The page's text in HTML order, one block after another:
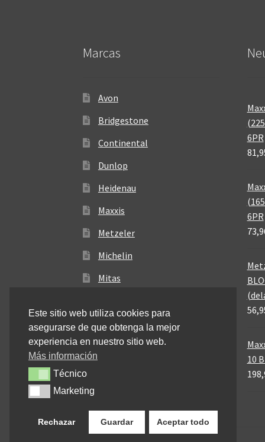
Marcas
Avon
Bridgestone
Continental
Dunlop
Heidenau
Maxxis
Metzeler
Michelin
Mitas
6PR
6PR
10
Este sitio web utiliza cookies para
asegurarse de que obtenga la mejor
experiencia en nuestro sitio web.
Más información
TécnicoTécnico
MarketingMarketing
Rechazar Guardar Aceptar todo